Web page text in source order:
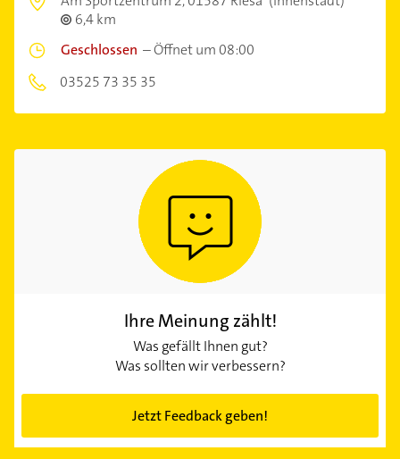
6,4 km
Geschlossen –Öffnet um 08:00
03525 73 35 35
Ihre Meinung zählt!
Was gefällt Ihnen gut?
Was sollten wir verbessern?
Jetzt Feedback geben!